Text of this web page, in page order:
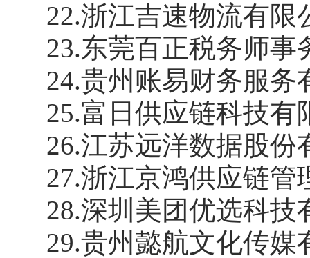
22.浙江吉速物流有限
23.东莞百正税务师事
24.贵州账易财务服务
25.富日供应链科技有
26.江苏远洋数据股份
27.浙江京鸿供应链管
28.深圳美团优选科技
29.贵州懿航文化传媒